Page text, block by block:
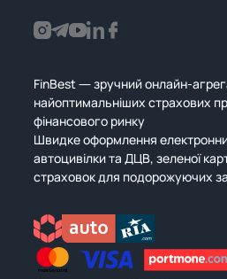
FinBest — зручний онлайн-
найоптимальніших страхових
фінансового ринку
Швидке оформлення
автоцивілки та ДЦВ, зеленої
страховок для подорожуючих